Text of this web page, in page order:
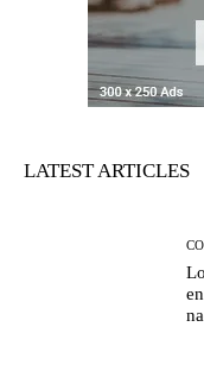
LATEST ARTICLES